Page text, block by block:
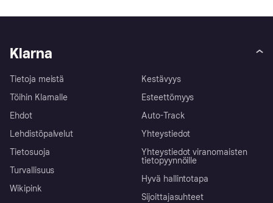
Klarna
Tietoja meistä
Töihin Klarnalle
Ehdot
Lehdistöpalvelut
Tietosuoja
Turvallisuus
Wikipink
Kestävyys
Esteettömyys
Auto-Track
Yhteystiedot
Yhteystiedot viranomaisten
tietopyynnöille
Hyvä hallintotapa
Sijoittajasuhteet